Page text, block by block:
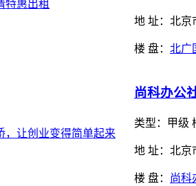
地 址：北京
楼 盘： 北广
尚科办公
类型： 甲级
地 址：北京
楼 盘： 尚科